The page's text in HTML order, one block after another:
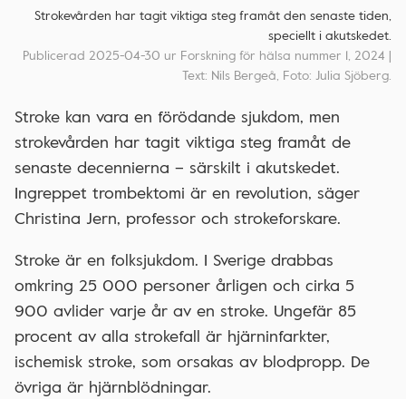
Strokevården har tagit viktiga steg framåt den senaste tiden,
speciellt i akutskedet.
Publicerad 2025-04-30 ur Forskning för hälsa nummer 1, 2024 |
Text: Nils Bergeå, Foto: Julia Sjöberg.
Stroke kan vara en förödande sjukdom, men
strokevården har tagit viktiga steg framåt de
senaste decennierna – särskilt i akutskedet.
Ingreppet trombektomi är en revolution, säger
Christina Jern, professor och strokeforskare.
Stroke är en folksjukdom. I Sverige drabbas
omkring 25 000 personer årligen och cirka 5
900 avlider varje år av en stroke. Ungefär 85
procent av alla strokefall är hjärninfarkter,
ischemisk stroke, som orsakas av blodpropp. De
övriga är hjärnblödningar.